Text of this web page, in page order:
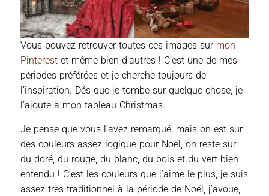
Vous pouvez retrouver toutes ces images sur mon
Pinterest et même bien d’autres ! C’est une de mes
périodes préférées et je cherche toujours de
l’inspiration. Dés que je tombe sur quelque chose, je
l’ajoute à mon tableau Christmas.
Je pense que vous l’avez remarqué, mais on est sur
des couleurs assez logique pour Noël, on reste sur
du doré, du rouge, du blanc, du bois et du vert bien
entendu ! C’est les couleurs que j’aime le plus, je suis
assez très traditionnel à la période de Noël, j’avoue,